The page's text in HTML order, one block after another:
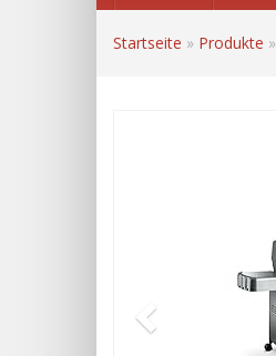
Startseite » Produkte »